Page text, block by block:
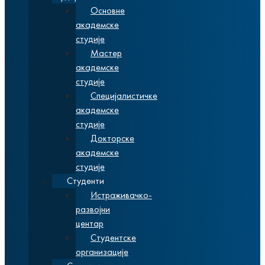
Основне
академске
студије
Мастер
академске
студије
Специјалистичке
академске
студије
Докторске
академске
студије
Студенти
Истраживачко-
развојни
центар
Студентске
организације